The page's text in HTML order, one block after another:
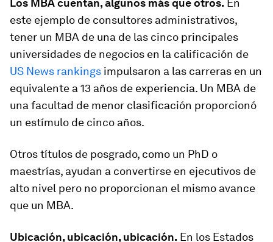
Los MBA cuentan, algunos más que otros. En
este ejemplo de consultores administrativos,
tener un MBA de una de las cinco principales
universidades de negocios en la calificación de
US News rankings impulsaron a las carreras en un
equivalente a 13 años de experiencia. Un MBA de
una facultad de menor clasificación proporcionó
un estímulo de cinco años.
Otros títulos de posgrado, como un PhD o
maestrías, ayudan a convertirse en ejecutivos de
alto nivel pero no proporcionan el mismo avance
que un MBA.
Ubicación, ubicación, ubicación. En los Estados